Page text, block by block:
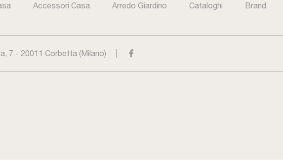
Accessori Casa Arredo Giardino Cataloghi Brand
7 - 20011 Corbetta (Milano)